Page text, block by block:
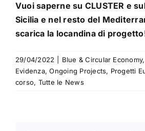
Vuoi saperne su CLUSTER e
Sicilia e nel resto del
scarica la locandina di
29/04/2022 Blue & Circular Economy,
Evidenza,Ongoing Projects, Progetti
corso, Tutte le News